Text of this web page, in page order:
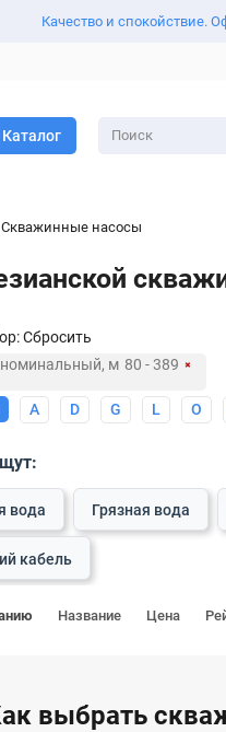
Качество и спокойствие.
Каталог
Скважинные насосы
Сбросить
м 80 - 389
A D G L O
вода Грязная вода
кабель
Название Цена
выбрать